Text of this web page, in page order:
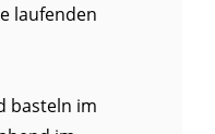
laufenden
basteln im